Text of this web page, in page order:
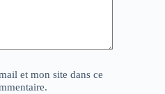
et mon site dans ce